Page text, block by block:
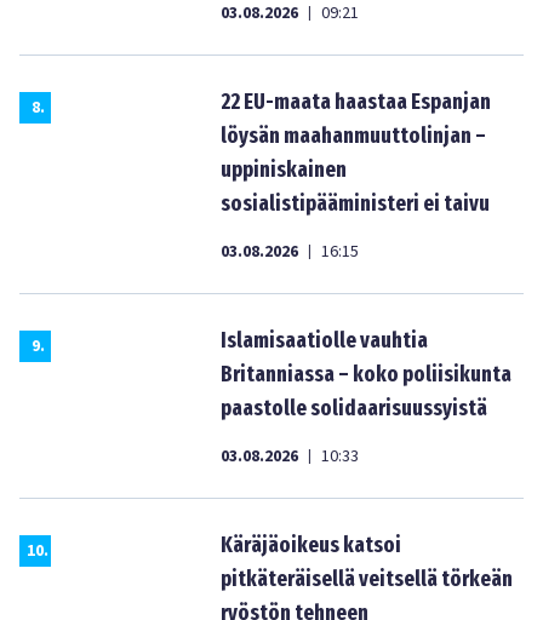
03.08.2026 | 09:21
8.
22 EU-maata haastaa Espanjan
löysän maahanmuuttolinjan –
uppiniskainen
sosialistipääministeri ei taivu
03.08.2026 | 16:15
9.
Islamisaatiolle vauhtia
Britanniassa – koko poliisikunta
paastolle solidaarisuussyistä
03.08.2026 | 10:33
10.
Käräjäoikeus katsoi
pitkäteräisellä veitsellä törkeän
ryöstön tehneen